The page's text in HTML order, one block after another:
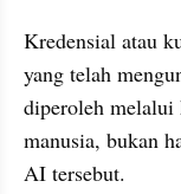
Kredensial atau
yang telah
diperoleh
manusia, bukan
AI tersebut.